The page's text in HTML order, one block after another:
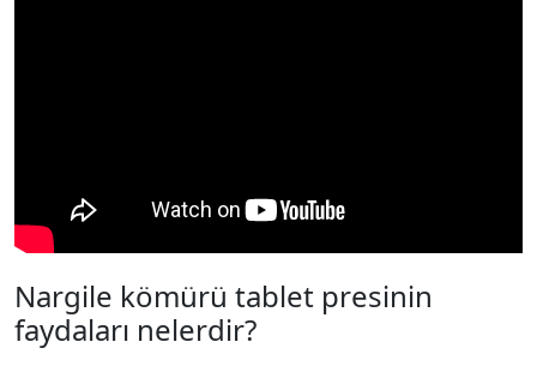
Nargile kömürü tablet presinin
faydaları nelerdir?